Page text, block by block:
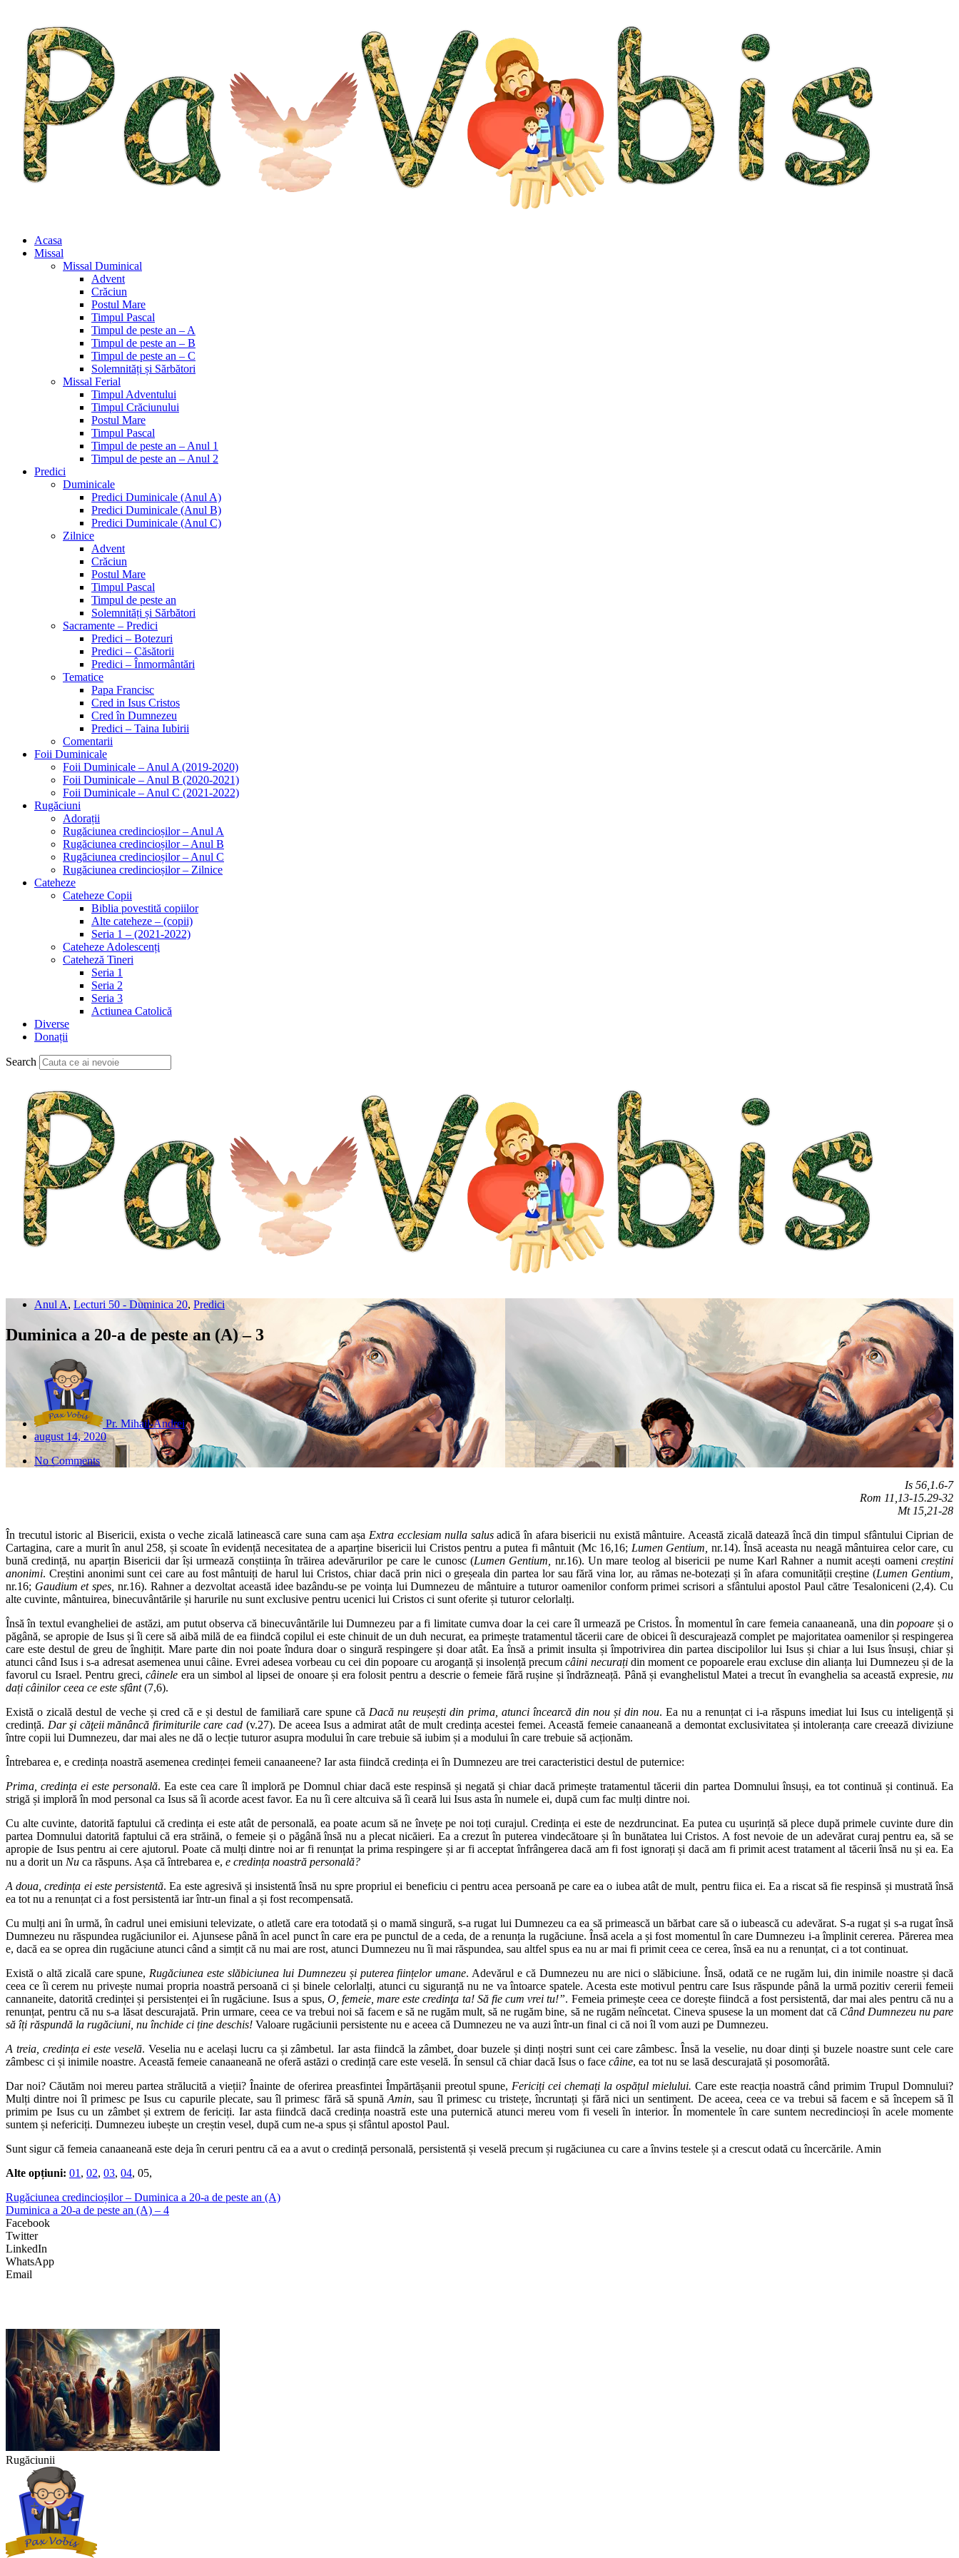
Acasa
Missal
Missal Duminical
Advent
Crăciun
Postul Mare
Timpul Pascal
Timpul de peste an – A
Timpul de peste an – B
Timpul de peste an – C
Solemnități și Sărbători
Missal Ferial
Timpul Adventului
Timpul Crăciunului
Postul Mare
Timpul Pascal
Timpul de peste an – Anul 1
Timpul de peste an – Anul 2
Predici
Duminicale
Predici Duminicale (Anul A)
Predici Duminicale (Anul B)
Predici Duminicale (Anul C)
Zilnice
Advent
Crăciun
Postul Mare
Timpul Pascal
Timpul de peste an
Solemnități și Sărbători
Sacramente – Predici
Predici – Botezuri
Predici – Căsătorii
Predici – Înmormântări
Tematice
Papa Francisc
Cred in Isus Cristos
Cred în Dumnezeu
Predici – Taina Iubirii
Comentarii
Foii Duminicale
Foii Duminicale – Anul A (2019-2020)
Foii Duminicale – Anul B (2020-2021)
Foii Duminicale – Anul C (2021-2022)
Rugăciuni
Adorații
Rugăciunea credincioșilor – Anul A
Rugăciunea credincioșilor – Anul B
Rugăciunea credincioșilor – Anul C
Rugăciunea credincioșilor – Zilnice
Cateheze
Cateheze Copii
Biblia povestită copiilor
Alte cateheze – (copii)
Seria 1 – (2021-2022)
Cateheze Adolescenți
Cateheză Tineri
Seria 1
Seria 2
Seria 3
Actiunea Catolică
Diverse
Donații
Search
Anul A, Lecturi 50 - Duminica 20, Predici
Duminica a 20-a de peste an (A) – 3
Pr. Mihail-Andrei
august 14, 2020
No Comments
Is 56,1.6-7
Rom 11,13-15.29-32
Mt 15,21-28
În trecutul istoric al Bisericii, exista o veche zicală latinească care suna cam așa Extra ecclesiam nulla salusadică în afara bisericii nu există mântuire. Această zicală datează încă din timpul sfântului Ciprian de
Cartagina, care a murit în anul 258, și scoate în evidență necesitatea de a aparține bisericii lui Cristos pentru a putea fi mântuit (Mc 16,16; Lumen Gentium, nr.14). Însă aceasta nu neagă mântuirea celor care, cu
bună credință, nu aparțin Bisericii dar își urmează conștiința în trăirea adevărurilor pe care le cunosc (Lumen Gentium, nr.16). Un mare teolog al bisericii pe nume Karl Rahner a numit acești oameni creștini
anonimi. Creștini anonimi sunt cei care au fost mântuiți de harul lui Cristos, chiar dacă prin nici o greșeala din partea lor sau fără vina lor, au rămas ne-botezați și în afara comunității creștine (Lumen Gentium,
nr.16; Gaudium et spes, nr.16). Rahner a dezvoltat această idee bazându-se pe voința lui Dumnezeu de mântuire a tuturor oamenilor conform primei scrisori a sfântului apostol Paul către Tesaloniceni (2,4). Cu
alte cuvinte, mântuirea, binecuvântările și harurile nu sunt exclusive pentru ucenici lui Cristos ci sunt oferite și tuturor celorlalți.
Însă în textul evangheliei de astăzi, am putut observa că binecuvântările lui Dumnezeu par a fi limitate cumva doar la cei care îl urmează pe Cristos. În momentul în care femeia canaaneană, una dinpopoare și o
păgână, se apropie de Isus și îi cere să aibă milă de ea fiindcă copilul ei este chinuit de un duh necurat, ea primește tratamentul tăcerii care de obicei îi descurajează complet pe majoritatea oamenilor și respingerea
care este destul de greu de înghițit. Mare parte din noi poate îndura doar o singură respingere și doar atât. Ea însă a primit insulta și împotrivirea din partea discipolilor lui Isus și chiar a lui Isus însuși, chiar și
atunci când Isus i s-a adresat asemenea unui câine. Evrei adesea vorbeau cu cei din popoare cu aroganță și insolență precumcâini necurațidin moment ce popoarele erau excluse din alianța lui Dumnezeu și de la
favorul cu Israel. Pentru greci,câinele era un simbol al lipsei de onoare și era folosit pentru a descrie o femeie fără rușine și îndrăzneață. Până și evanghelistul Matei a trecut în evanghelia sa această expresie,nu
dați câinilor ceea ce este sfânt(7,6).
Există o zicală destul de veche și cred că e și destul de familiară care spune că Dacă nu reușești din prima, atunci încearcă din nou și din nou. Ea nu a renunțat ci i-a răspuns imediat lui Isus cu inteligență și
credință. Dar şi căţeii mănâncă firimiturile care cad(v.27). De aceea Isus a admirat atât de mult credința acestei femei. Această femeie canaaneană a demontat exclusivitatea și intoleranța care creează diviziune
între copii lui Dumnezeu, dar mai ales ne dă o lecție tuturor asupra modului în care trebuie să iubim și a modului în care trebuie să acționăm.
Întrebarea e, e credința noastră asemenea credinței femeii canaaneene? Iar asta fiindcă credința ei în Dumnezeu are trei caracteristici destul de puternice:
Prima, credința ei este personală. Ea este cea care îl imploră pe Domnul chiar dacă este respinsă și negată și chiar dacă primește tratamentul tăcerii din partea Domnului însuși, ea tot continuă și continuă. Ea
strigă și imploră în mod personal ca Isus să îi acorde acest favor. Ea nu îi cere altcuiva să îi ceară lui Isus asta în numele ei, după cum fac mulți dintre noi.
Cu alte cuvinte, datorită faptului că credința ei este atât de personală, ea poate acum să ne învețe pe noi toți curajul. Credința ei este de nezdruncinat. Ea putea cu ușurință să plece după primele cuvinte dure din
partea Domnului datorită faptului că era străină, o femeie și o păgână însă nu a plecat nicăieri. Ea a crezut în puterea vindecătoare și în bunătatea lui Cristos. A fost nevoie de un adevărat curaj pentru ea, să se
apropie de Isus pentru ai cere ajutorul. Poate că mulți dintre noi ar fi renunțat la prima respingere și ar fi acceptat înfrângerea dacă am fi fost ignorați și dacă am fi primit acest tratament al tăcerii însă nu și ea. Ea
nu a dorit un Nu ca răspuns. Așa că întrebarea e, e credința noastră personală?
A doua, credința ei este persistentă. Ea este agresivă și insistentă însă nu spre propriul ei beneficiu ci pentru acea persoană pe care ea o iubea atât de mult, pentru fiica ei. Ea a riscat să fie respinsă și mustrată însă
ea tot nu a renunțat ci a fost persistentă iar într-un final a și fost recompensată.
Cu mulți ani în urmă, în cadrul unei emisiuni televizate, o atletă care era totodată și o mamă singură, s-a rugat lui Dumnezeu ca ea să primească un bărbat care să o iubească cu adevărat. S-a rugat și s-a rugat însă
Dumnezeu nu răspundea rugăciunilor ei. Ajunsese până în acel punct în care era pe punctul de a ceda, de a renunța la rugăciune. Însă acela a și fost momentul în care Dumnezeu i-a împlinit cererea. Părerea mea
e, dacă ea se oprea din rugăciune atunci când a simțit că nu mai are rost, atunci Dumnezeu nu îi mai răspundea, sau altfel spus ea nu ar mai fi primit ceea ce cerea, însă ea nu a renunțat, ci a tot continuat.
Există o altă zicală care spune, Rugăciunea este slăbiciunea lui Dumnezeu și puterea ființelor umane. Adevărul e că Dumnezeu nu are nici o slăbiciune. Însă, odată ce ne rugăm lui, din inimile noastre și dacă
ceea ce îi cerem nu privește numai propria noastră persoană ci și binele celorlalți, atunci cu siguranță nu ne va întoarce spatele. Acesta este motivul pentru care Isus răspunde până la urmă pozitiv cererii femeii
cannaneite, datorită credinței și persistenței ei în rugăciune. Isus a spus, O, femeie, mare este credinţa ta! Să fie cum vrei tu!”. Femeia primește ceea ce dorește fiindcă a fost persistentă, dar mai ales pentru că nu a
renunțat, pentru că nu s-a lăsat descurajată. Prin urmare, ceea ce va trebui noi să facem e să ne rugăm mult, să ne rugăm bine, să ne rugăm neîncetat. Cineva spusese la un moment dat că Când Dumnezeu nu pare
să îți răspundă la rugăciuni, nu închide ci ține deschis! Valoare rugăciunii persistente nu e aceea că Dumnezeu ne va auzi într-un final ci că noi îl vom auzi pe Dumnezeu.
A treia, credința ei este veselă. Veselia nu e același lucru ca și zâmbetul. Iar asta fiindcă la zâmbet, doar buzele și dinți noștri sunt cei care zâmbesc. Însă la veselie, nu doar dinți și buzele noastre sunt cele care
zâmbesc ci și inimile noastre. Această femeie canaaneană ne oferă astăzi o credință care este veselă. În sensul că chiar dacă Isus o face câine, ea tot nu se lasă descurajată și posomorâtă.
Dar noi? Căutăm noi mereu partea strălucită a vieții? Înainte de oferirea preasfintei Împărtășanii preotul spune, Fericiți cei chemați la ospățul mielului. Care este reacția noastră când primim Trupul Domnului?
Mulți dintre noi îl primesc pe Isus cu capurile plecate, sau îl primesc fără să spunăAmin, sau îl primesc cu tristețe, încruntați și fără nici un sentiment. De aceea, ceea ce va trebui să facem e să începem să îl
primim pe Isus cu un zâmbet și extrem de fericiți. Iar asta fiindcă dacă credința noastră este una puternică atunci mereu vom fi veseli în interior. În momentele în care suntem necredincioși în acele momente
suntem și nefericiți. Dumnezeu iubește un creștin vesel, după cum ne-a spus și sfântul apostol Paul.
Sunt sigur că femeia canaaneană este deja în ceruri pentru că ea a avut o credință personală, persistentă și veselă precum și rugăciunea cu care a învins testele și a crescut odată cu încercările. Amin
Alte opțiuni: 01 , 02, 03, 04, 05,
Rugăciunea credincioșilor – Duminica a 20-a de peste an (A)
Duminica a 20-a de peste an (A) – 4
Facebook
Twitter
LinkedIn
WhatsApp
Email
Rugăciunii